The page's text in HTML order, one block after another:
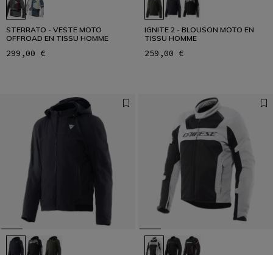
STERRATO - VESTE MOTO
OFFROAD EN TISSU HOMME
299,00 €
IGNITE 2 - BLOUSON MOTO EN
TISSU HOMME
259,00 €